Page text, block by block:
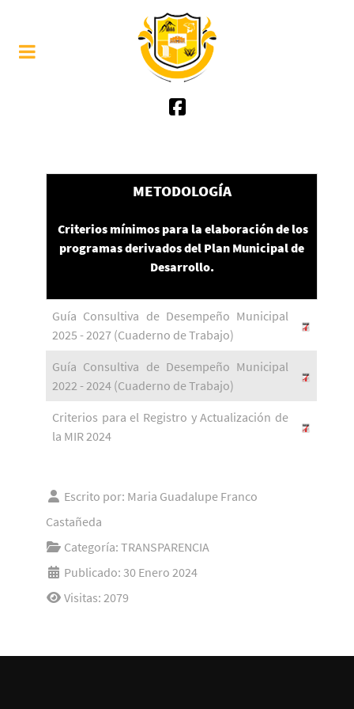
METODOLOGÍA
Criterios mínimos para la elaboración de los
programas derivados del Plan Municipal de
Desarrollo.
Guía Consultiva de Desempeño Municipal
2025 - 2027 (Cuaderno de Trabajo)
Guía Consultiva de Desempeño Municipal
2022 - 2024 (Cuaderno de Trabajo)
Criterios para el Registro y Actualización de
la MIR 2024
Escrito por: Maria Guadalupe Franco
Castañeda
Categoría: TRANSPARENCIA
Publicado: 30 Enero 2024
Visitas: 2079